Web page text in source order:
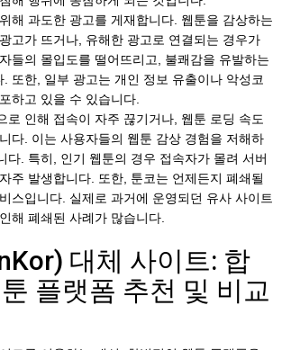
해 과도한 광고를 게재합니다. 웹툰을 감상하는
고가 뜨거나, 유해한 광고로 연결되는 경우가
들의 몰입도를 떨어뜨리고, 불쾌감을 유발하는
. 또한, 일부 광고는 개인 정보 유출이나 악성코
하고 있을 수 있습니다.
로 인해 접속이 자주 끊기거나, 웹툰 로딩 속도
다. 이는 사용자들의 웹툰 감상 경험을 저해하
다. 특히, 인기 웹툰의 경우 접속자가 몰려 서버
주 발생합니다. 또한, 툰코는 언제든지 폐쇄될
스입니다. 실제로 과거에 운영되던 유사 사이트
해 폐쇄된 사례가 많습니다.
대체 사이트: 합
플랫폼 추천 및 비교